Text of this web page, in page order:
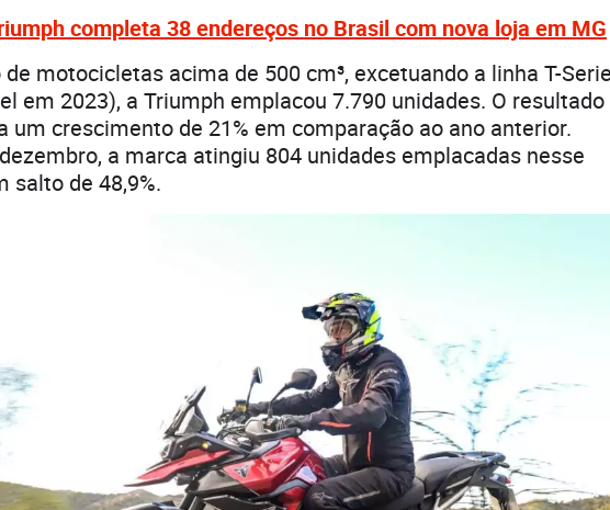
completa 38 endereços no Brasil com nova loja em MG
motocicletas acima de 500 cm³, excetuando a linha T-
em 2023), a Triumph emplacou 7.790 unidades. O resultado
um crescimento de 21% em comparação ao ano anterior.
a marca atingiu 804 unidades emplacadas nesse
salto de 48,9%.